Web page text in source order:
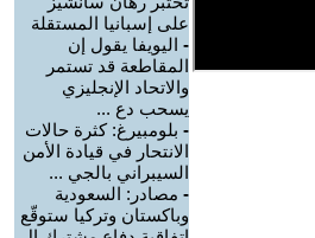
على إسبانيا المستقلة
- اليويفا يقول إن
المقاطعة قد تستمر
والاتحاد الإنجليزي
يسحب دع ...
- بلومبيرغ: كثرة حالات
الانتحار في قيادة الأمن
السيبراني بالجي ...
- مصادر: السعودية
وباكستان وتركيا ستوقّع